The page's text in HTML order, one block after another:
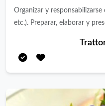
Organizar y
etc.). Preparar, elaborar y
stock y solicitud de
Requisitos: Experiencia
organización y trabajo bajo